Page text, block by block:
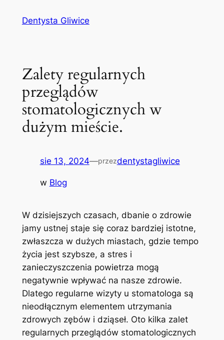
Dentysta Gliwice
Zalety regularnych
przeglądów
stomatologicznych w
dużym mieście.
sie 13, 2024—przezdentystagliwice
w Blog
W ⁤dzisiejszych czasach, dbanie o⁣ zdrowie⁢
jamy ustnej staje ‌się coraz ⁤bardziej istotne,
zwłaszcza ‍w dużych ⁤miastach, gdzie tempo
życia⁤ jest⁢ szybsze, a stres i ​
zanieczyszczenia ⁣powietrza mogą
negatywnie wpływać na​ nasze‌ zdrowie.‌
Dlatego regularne ⁢wizyty u stomatologa ‌są
nieodłącznym ‌elementem⁢ utrzymania ​
zdrowych zębów i dziąseł.⁤ Oto kilka zalet
‍regularnych przeglądów stomatologicznych